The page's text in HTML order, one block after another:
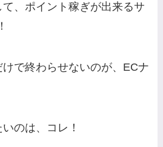
、ポイント稼ぎが出来るサ
で終わらせないのが、ECナ
のは、コレ！